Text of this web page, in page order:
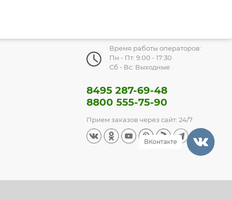
Время работы операторов:
Пн - Пт: 9:00 - 17:30
Сб - Вс: Выходные
8495 287-69-48
8800 555-75-90
Прием заказов через сайт: 24/7
ВКонтакте